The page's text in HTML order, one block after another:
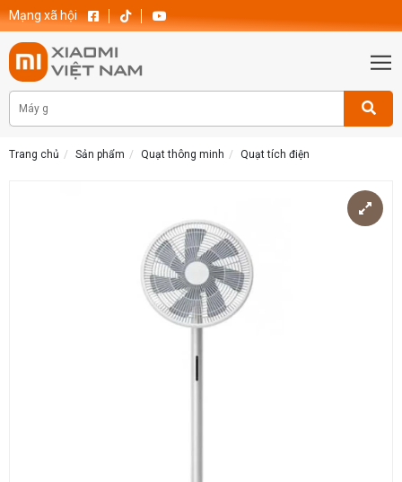
Mạng xã hội
Trang chủ Sản phẩm Quạt thông minh Quạt tích điện